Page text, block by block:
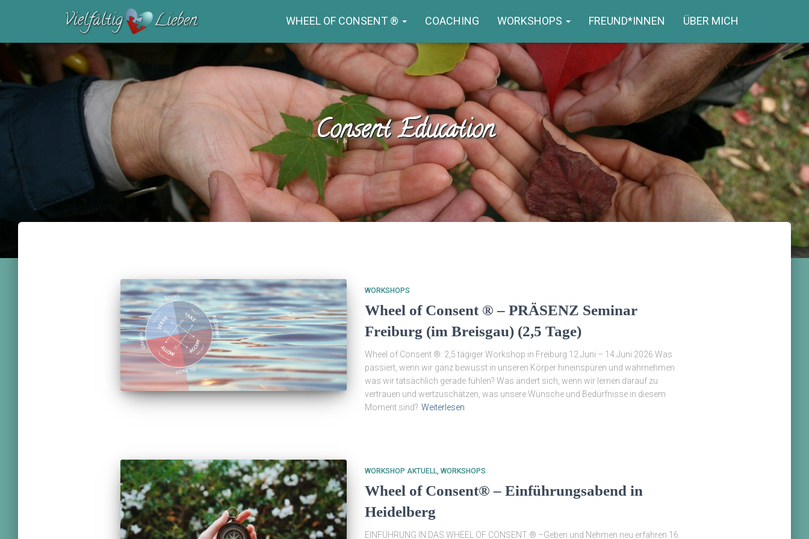
WHEEL OF CONSENT ® COACHING WORKSHOPS FREUND*INNEN ÜBER MICH
Consent Education
WORKSHOPS
Wheel of Consent ® – PRÄSENZ Seminar
Freiburg (im Breisgau) (2,5 Tage)
Wheel of Consent ®: 2,5 tägiger Workshop in Freiburg 12.Juni – 14.Juni 2026 Was
passiert, wenn wir ganz bewusst in unseren Körper hineinspüren und wahrnehmen
was wir tatsächlich gerade fühlen? Was ändert sich, wenn wir lernen darauf zu
vertrauen und wertzuschätzen, was unsere Wünsche und Bedürfnisse in diesem
Moment sind? Weiterlesen
WORKSHOP AKTUELL WORKSHOPS
Wheel of Consent® – Einführungsabend in
Heidelberg
EINFÜHRUNG IN DAS WHEEL OF CONSENT ® –Geben und Nehmen neu erfahren 16.